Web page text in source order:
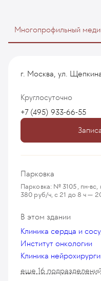
Многопрофильный
г. Москва, ул.
Круглосуточно
+7 (495) 933-66-55
Парковка
Парковка: № 3105, пн-вс,
380 руб/ч, с 21 до 8 ч —
В этом здании
Клиника сердца и
Институт онкологии
Клиника
еще 16 подразделений